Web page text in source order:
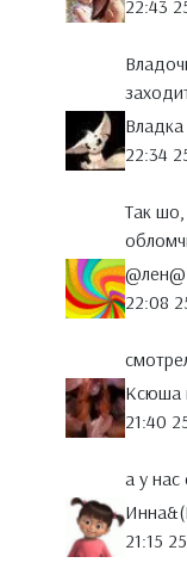
22:43
22:34
Так шо,
22:08
Ксюша
21:40
а у
21:15